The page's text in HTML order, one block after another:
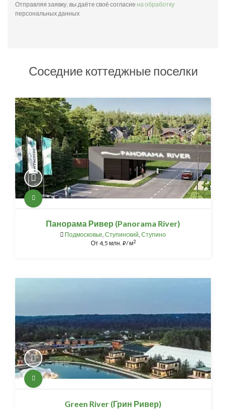
Отправляя заявку, вы даёте своё согласие на обработку
персональных данных
Соседние коттеджные поселки
Панорама Ривер (Panorama River)
Подмосковье, Ступинский, Ступино
От4,5 млн. ⃏/ м2
Green River (Грин Ривер)